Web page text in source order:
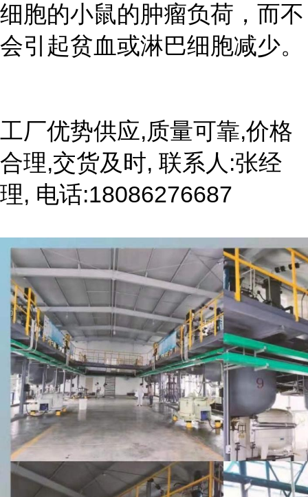
细胞的小鼠的肿瘤负荷，而不
会引起贫血或淋巴细胞减少。
工厂优势供应,质量可靠,价格
合理,交货及时, 联系人:张经
理, 电话:18086276687